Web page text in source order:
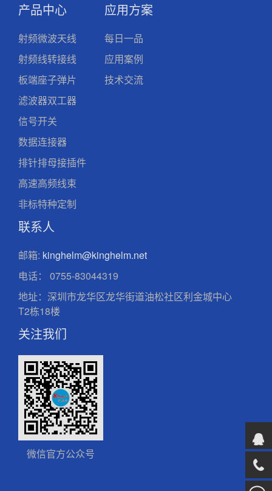
产品中心
射频微波天线
射频线转接线
板端座子弹片
滤波器双工器
信号开关
数据连接器
排针排母接插件
高速高频线束
非标特种定制
应用方案
每日一品
应用案例
技术交流
联系人
邮箱: kinghelm@kinghelm.net
电话：
0755-83044319
地址：深圳市龙华区龙华街道油松社区利金城中心
T2栋18楼
关注我们
微信官方公众号